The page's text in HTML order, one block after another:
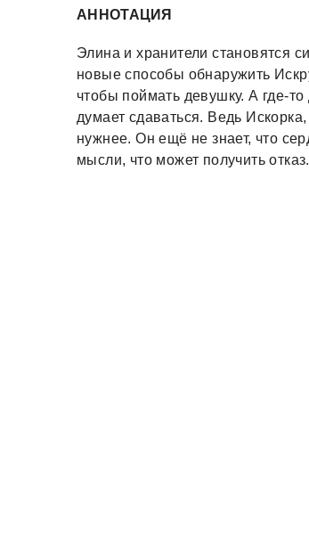
АННОТАЦИЯ
Элина и хранители становятся
новые способы обнаружить
чтобы поймать девушку. А где-
думает сдаваться. Ведь
нужнее. Он ещё не знает, что
мысли, что может получить отказ.